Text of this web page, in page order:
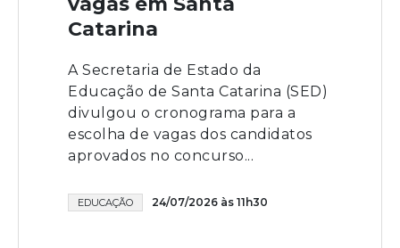
Catarina
A Secretaria de Estado da
Educação de Santa Catarina (SED)
divulgou o cronograma para a
escolha de vagas dos candidatos
aprovados no concurso...
EDUCAÇÃO 24/07/2026 às 11h30